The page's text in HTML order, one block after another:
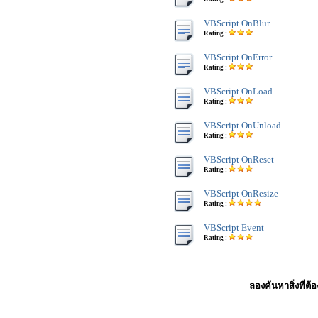
VBScript OnBlur
Rating :
VBScript OnError
Rating :
VBScript OnLoad
Rating :
VBScript OnUnload
Rating :
VBScript OnReset
Rating :
VBScript OnResize
Rating :
VBScript Event
Rating :
ลองค้นหาสิ่งที่ต้อ